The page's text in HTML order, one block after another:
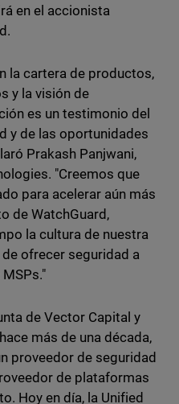
en el accionista
la cartera de productos,
y la visión de
es un testimonio del
y de las oportunidades
Prakash Panjwani,
"Creemos que
para acelerar aún más
de WatchGuard,
la cultura de nuestra
ofrecer seguridad a
de Vector Capital y
más de una década,
proveedor de seguridad
de plataformas
Hoy en día, la Unified